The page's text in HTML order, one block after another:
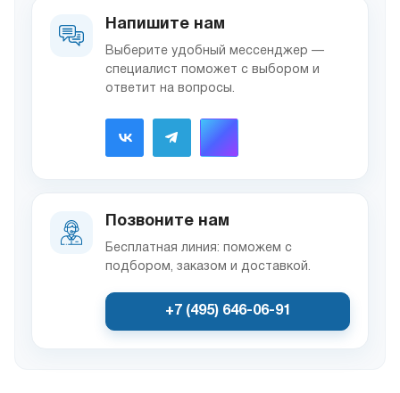
Напишите нам
Выберите удобный мессенджер —
специалист поможет с выбором и
ответит на вопросы.
Позвоните нам
Бесплатная линия: поможем с
подбором, заказом и доставкой.
+7 (495) 646-06-91